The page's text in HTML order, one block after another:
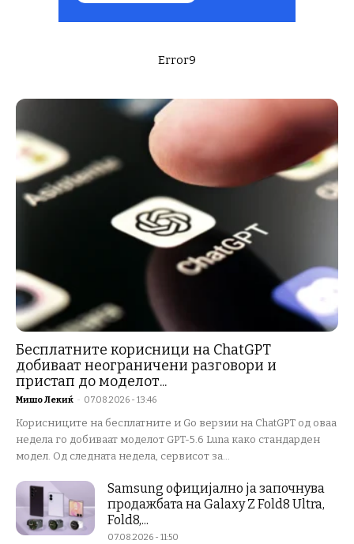
Error9
Бесплатните корисници на ChatGPT
добиваат неограничени разговори и
пристап до моделот...
Мишо Лекиќ - 07.08.2026 - 13:46
Корисниците на бесплатните и Go верзии на ChatGPT од оваа
недела го добиваат моделот GPT-5.6 Luna како стандарден
модел. Од следната недела, сервисот за...
Samsung официјално ја започнува
продажбата на Galaxy Z Fold8 Ultra,
Fold8,...
07.08.2026 - 11:50